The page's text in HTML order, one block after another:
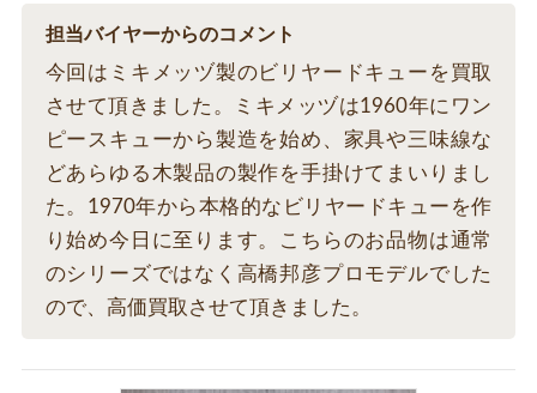
担当バイヤーからのコメント
今回はミキメッヅ製のビリヤードキューを買取
させて頂きました。ミキメッヅは1960年にワン
ピースキューから製造を始め、家具や三味線な
どあらゆる木製品の製作を手掛けてまいりまし
た。1970年から本格的なビリヤードキューを作
り始め今日に至ります。こちらのお品物は通常
のシリーズではなく高橋邦彦プロモデルでした
ので、高価買取させて頂きました。